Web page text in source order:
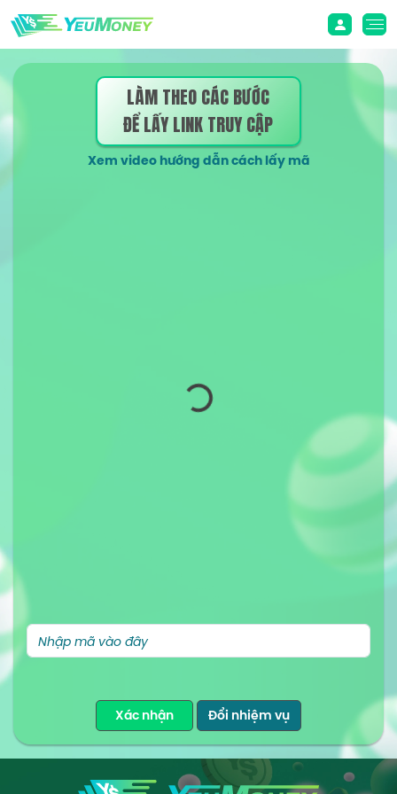
LÀM THEO CÁC BƯỚC
ĐỂ LẤY LINK TRUY CẬP
Xem video hướng dẫn cách lấy mã
Xác nhận Đổi nhiệm vụ